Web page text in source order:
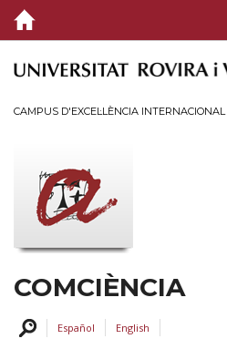
QUI SOM
FORMACIÓ I SUPORT
CONTACTEU
CAMPUS D'EXCEL·LÈNCIA INTERNACIONAL
COMCIÈNCIA
Español English